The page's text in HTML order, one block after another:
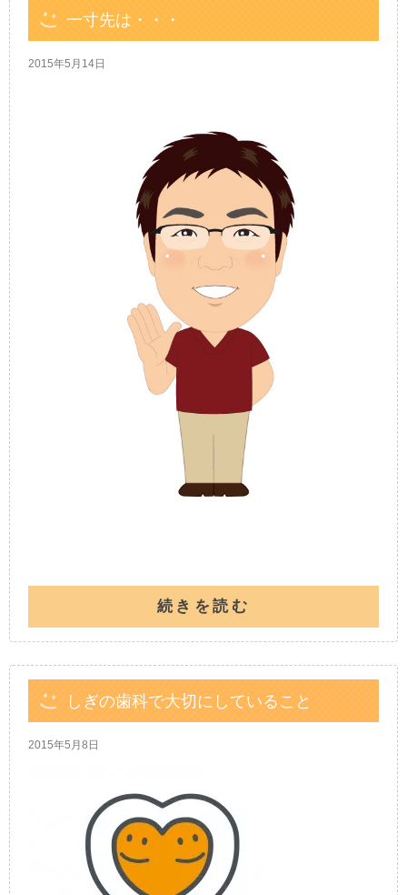
一寸先は・・・
2015年5月14日
続きを読む
しぎの歯科で大切にしていること
2015年5月8日